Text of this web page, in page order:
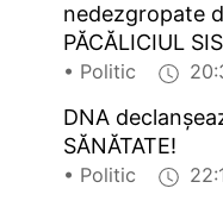
nedezgropate
PĂCĂLICIUL
• Politic
DNA
SĂNĂTATE!
• Politic